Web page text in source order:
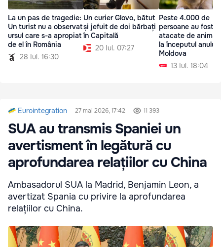
La un pas de tragedie:
Un turist nu a observat
ursul care s-a apropiat
de el în România
28 Iul. 16:30
Un curier Glovo, bătut
și jefuit de doi bărbați
în Capitală
20 Iul. 07:27
Peste 4.000 de
persoane au fost
atacate de
la începutul anului
Moldova
13 Iul. 18:04
Eurointegration 27 mai 2026, 17:42 11 393
SUA au transmis Spaniei un
avertisment în legătură cu
aprofundarea relațiilor cu China
Ambasadorul SUA la Madrid, Benjamin Leon, a
avertizat Spania cu privire la aprofundarea
relațiilor cu China.